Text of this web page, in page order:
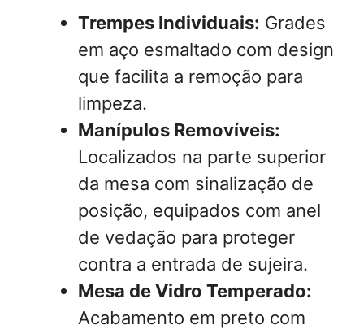
Trempes Individuais: Grades
em aço esmaltado com design
que facilita a remoção para
limpeza.
Manípulos Removíveis:
Localizados na parte superior
da mesa com sinalização de
posição, equipados com anel
de vedação para proteger
contra a entrada de sujeira.
Mesa de Vidro Temperado:
Acabamento em preto com